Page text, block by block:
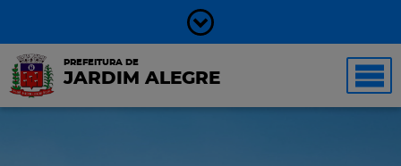
PREFEITURA DE
JARDIM ALEGRE